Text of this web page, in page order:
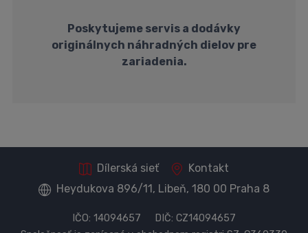
Poskytujeme servis a dodávky
originálnych náhradných dielov pre
zariadenia.
Dílerská sieť
Kontakt
Heydukova 896/11, Libeň, 180 00 Praha 8
IČO: 14094657 DIČ: CZ14094657